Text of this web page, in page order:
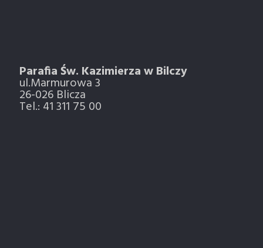
Parafia Św. Kazimierza w Bilczy
ul.Marmurowa 3
26-026 Blicza
Tel.: 41 311 75 00